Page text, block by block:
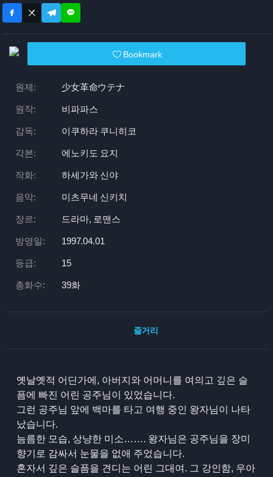
Bookmark
원제: 少女革命ウテナ
원작: 비파파스
감독: 이쿠하라 쿠니히코
각본: 에노키도 요지
작화: 하세가와 신야
음악: 미츠무네 신키치
장르: 드라마, 로맨스
방영일: 1997.04.01
등급: 15
총화수: 39화
줄거리
옛날옛적 어딘가에, 아버지와 어머니를 여의고 깊은 슬
픔에 빠진 어린 공주님이 있었습니다.
그런 공주님 앞에 백마를 타고 여행 중인 왕자님이 나타
났습니다.
늠름한 모습, 상냥한 미소……. 왕자님은 공주님을 장미
향기로 감싸서 눈물을 없애 주었습니다.
혼자서 깊은 슬픔을 견디는 어린 그대여. 그 강인함, 우아